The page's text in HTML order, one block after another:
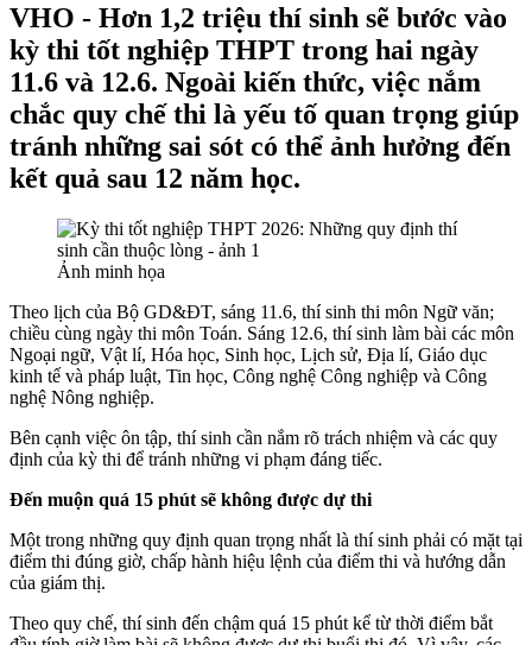
VHO - Hơn 1,2 triệu thí sinh sẽ bước vào
kỳ thi tốt nghiệp THPT trong hai ngày
11.6 và 12.6. Ngoài kiến thức, việc nắm
chắc quy chế thi là yếu tố quan trọng giúp
tránh những sai sót có thể ảnh hưởng đến
kết quả sau 12 năm học.
Ảnh minh họa
Theo lịch của Bộ GD&ĐT, sáng 11.6, thí sinh thi môn Ngữ văn;
chiều cùng ngày thi môn Toán. Sáng 12.6, thí sinh làm bài các môn
Ngoại ngữ, Vật lí, Hóa học, Sinh học, Lịch sử, Địa lí, Giáo dục
kinh tế và pháp luật, Tin học, Công nghệ Công nghiệp và Công
nghệ Nông nghiệp.
Bên cạnh việc ôn tập, thí sinh cần nắm rõ trách nhiệm và các quy
định của kỳ thi để tránh những vi phạm đáng tiếc.
Đến muộn quá 15 phút sẽ không được dự thi
Một trong những quy định quan trọng nhất là thí sinh phải có mặt tại
điểm thi đúng giờ, chấp hành hiệu lệnh của điểm thi và hướng dẫn
của giám thị.
Theo quy chế, thí sinh đến chậm quá 15 phút kể từ thời điểm bắt